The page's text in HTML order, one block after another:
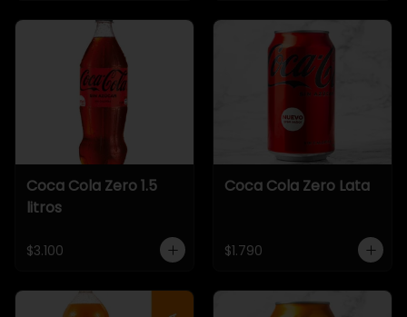
Coca Cola Zero 1.5
litros
$3.100
Coca Cola Zero Lata
$1.790